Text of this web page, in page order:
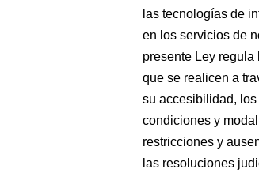
las tecnologías de
en los servicios de
presente Ley
que se realicen a
su accesibilidad,
condiciones y
restricciones y
las resoluciones